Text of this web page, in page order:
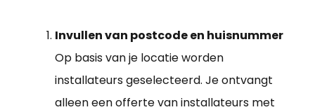
Invullen van postcode en huisnummer
Op basis van je locatie worden
installateurs geselecteerd. Je ontvangt
alleen een offerte van installateurs met